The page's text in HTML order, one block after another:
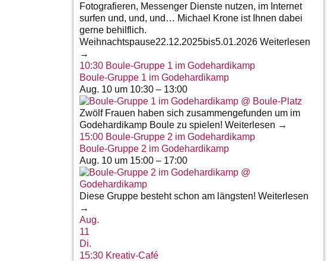
Fotografieren, Messenger Dienste nutzen, im Internet
surfen und, und, und… Michael Krone ist Ihnen dabei
gerne behilflich.
Weihnachtspause22.12.2025bis5.01.2026 Weiterlesen
→
10:30 Boule-Gruppe 1 im Godehardikamp
Boule-Gruppe 1 im Godehardikamp
Aug. 10 um 10:30 – 13:00
Zwölf Frauen haben sich zusammengefunden um im
Godehardikamp Boule zu spielen! Weiterlesen →
15:00 Boule-Gruppe 2 im Godehardikamp
Boule-Gruppe 2 im Godehardikamp
Aug. 10 um 15:00 – 17:00
Diese Gruppe besteht schon am längsten! Weiterlesen
→
Aug.
11
Di.
15:30 Kreativ-Café